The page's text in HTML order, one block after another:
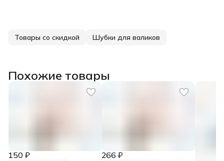
Товары со скидкой Шубки для валиков
Похожие товары
150 ₽ 266 ₽